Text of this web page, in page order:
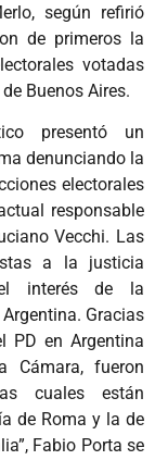
según refirió
de primeros la
votadas
Buenos Aires.
presentó un
denunciando la
electorales
responsable
Vecchi. Las
a la justicia
interés de la
Gracias
PD en Argentina
Cámara, fueron
cuales están
de Roma y la de
Fabio Porta se